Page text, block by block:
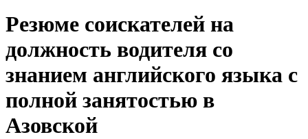
Резюме соискателей на
должность водителя со
знанием английского языка с
полной занятостью в
Азовской